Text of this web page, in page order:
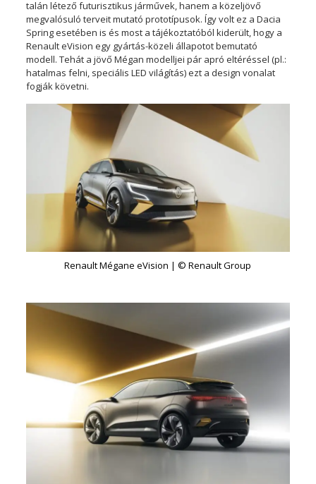
talán létező futurisztikus járművek, hanem a közeljövő
megvalósuló terveit mutató prototípusok. Így volt ez a Dacia
Spring esetében is és most a tájékoztatóból kiderült, hogy a
Renault eVision egy gyártás-közeli állapotot bemutató
modell. Tehát a jövő Mégan modelljei pár apró eltéréssel (pl.:
hatalmas felni, speciális LED világítás) ezt a design vonalat
fogják követni.
Renault Mégane eVision | © Renault Group